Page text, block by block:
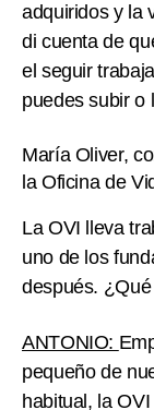
adquiridos y la
di cuenta de
el seguir
puedes subir o
María Oliver,
la Oficina de
La OVI lleva
uno de los
después.
ANTONIO:
pequeño de
habitual, la